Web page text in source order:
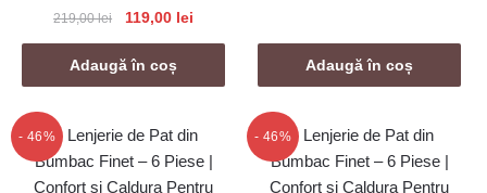
219,00lei
Prețul
inițial
a
fost:
119,00 lei
curent
119,00 lei.
Adaugă în coș Adaugă în coș
- 46% - 46%